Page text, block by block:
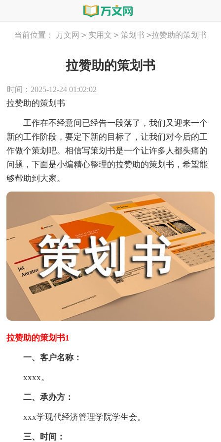
当前位置： 万文网 > 实用文 > 策划书 >拉赞助的策划书
拉赞助的策划书
时间：2025-12-24 01:02:02
拉赞助的策划书
工作在不经意间已经告一段落了，我们又迎来一个
新的工作阶段，要定下新的目标了，让我们对今后的工
作做个策划吧。相信写策划书是一个让许多人都头痛的
问题，下面是小编精心整理的拉赞助的策划书，希望能
够帮助到大家。
拉赞助的策划书1
一、客户名称：
xxxx。
二、承办方：
xxx学现代经济管理学院学生会。
三、时间：